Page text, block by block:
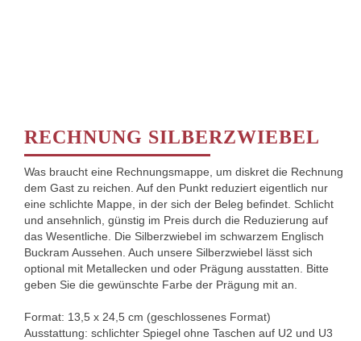
RECHNUNG SILBERZWIEBEL
Was braucht eine Rechnungsmappe, um diskret die Rechnung
dem Gast zu reichen. Auf den Punkt reduziert eigentlich nur
eine schlichte Mappe, in der sich der Beleg befindet. Schlicht
und ansehnlich, günstig im Preis durch die Reduzierung auf
das Wesentliche. Die Silberzwiebel im schwarzem Englisch
Buckram Aussehen. Auch unsere Silberzwiebel lässt sich
optional mit Metallecken und oder Prägung ausstatten. Bitte
geben Sie die gewünschte Farbe der Prägung mit an.
Format: 13,5 x 24,5 cm (geschlossenes Format)
Ausstattung: schlichter Spiegel ohne Taschen auf U2 und U3